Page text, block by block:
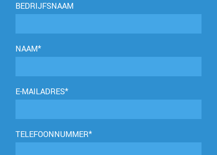
BEDRIJFSNAAM
NAAM*
E-MAILADRES*
TELEFOONNUMMER*